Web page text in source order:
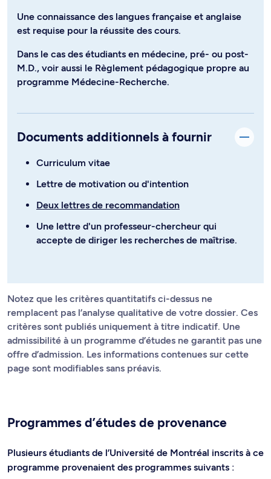
Une connaissance des langues française et anglaise
est requise pour la réussite des cours.
Dans le cas des étudiants en médecine, pré- ou post-
M.D., voir aussi le Règlement pédagogique propre au
programme Médecine-Recherche.
Documents additionnels à fournir
Curriculum vitae
Lettre de motivation ou d'intention
Deux lettres de recommandation
Une lettre d'un professeur-chercheur qui
accepte de diriger les recherches de maîtrise.
Notez que les critères quantitatifs ci-dessus ne
remplacent pas l’analyse qualitative de votre dossier. Ces
critères sont publiés uniquement à titre indicatif. Une
admissibilité à un programme d’études ne garantit pas une
offre d’admission. Les informations contenues sur cette
page sont modifiables sans préavis.
Programmes d’études de provenance
Plusieurs étudiants de l’Université de Montréal inscrits à ce
programme provenaient des programmes suivants :